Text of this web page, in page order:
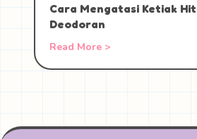
Cara Mengatasi Ketiak
Deodoran
Read More >